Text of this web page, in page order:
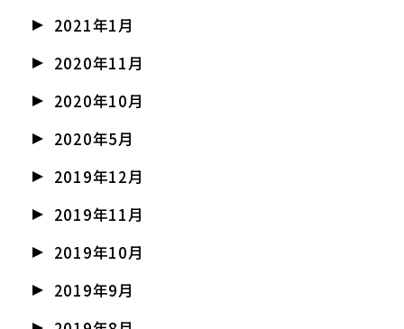
2021年1月
2020年11月
2020年10月
2020年5月
2019年12月
2019年11月
2019年10月
2019年9月